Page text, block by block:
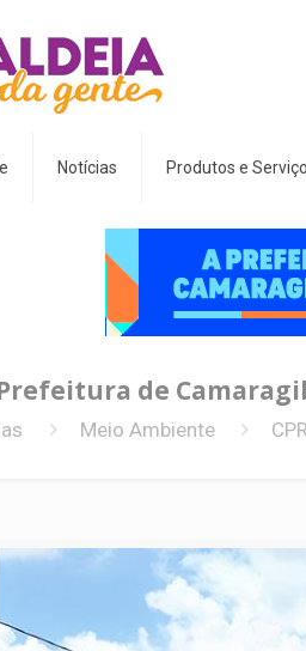
Notícias Produtos e
de
Meio Ambiente